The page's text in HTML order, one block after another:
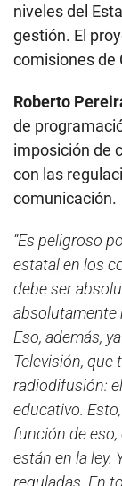
niveles del
gestión. El
comisiones de
Roberto
de
imposición de
con las
comunicación.
“Es peligroso
estatal en los
debe ser
absolutamente
Eso, además,
Televisión, que
radiodifusión:
educativo.
función de
están en la ley.
reguladas. En